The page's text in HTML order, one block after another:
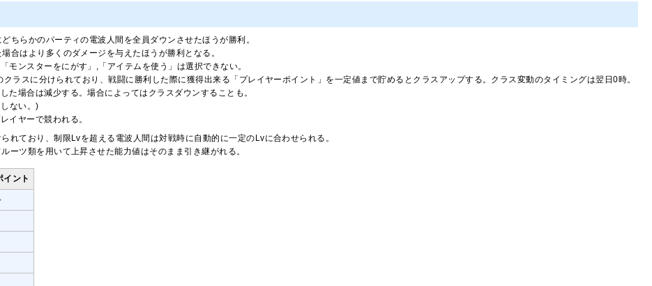
ちらかのパーティの電波人間を全員ダウンさせたほうが勝利。
合はより多くのダメージを与えたほうが勝利となる。
モンスターをにがす」,「アイテムを使う」は選択できない。
ラスに分けられており、戦闘に勝利した際に獲得出来る「プレイヤーポイント」を一定値まで貯めるとクラスアップする。クラス変動のタイミングは翌日0時。
た場合は減少する。場合によってはクラスダウンすることも。
ない。)
イヤーで競われる。
れており、制限Lvを超える電波人間は対戦時に自動的に一定のLvに合わせられる。
ーツ類を用いて上昇させた能力値はそのまま引き継がれる。
イント